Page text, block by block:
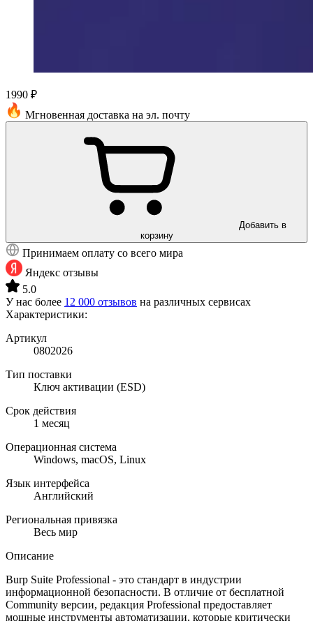
1990 ₽
Мгновенная доставка на эл. почту
Добавить в
корзину
Принимаем оплату со всего мира
Яндекс отзывы
5.0
У нас более 12 000 отзывов на различных сервисах
Характеристики:
Артикул
0802026
Тип поставки
Ключ активации (ESD)
Срок действия
1 месяц
Операционная система
Windows, macOS, Linux
Язык интерфейса
Английский
Региональная привязка
Весь мир
Описание
Burp Suite Professional - это стандарт в индустрии
информационной безопасности. В отличие от бесплатной
Community версии, редакция Professional предоставляет
мощные инструменты автоматизации, которые критически